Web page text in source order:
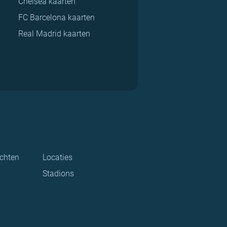
FC Barcelona kaarten
Real Madrid kaarten
Locaties
Stadions